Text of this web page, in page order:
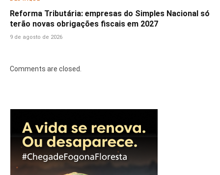
Reforma Tributária: empresas do Simples Nacional só
terão novas obrigações fiscais em 2027
9 de agosto de 2026
Comments are closed.